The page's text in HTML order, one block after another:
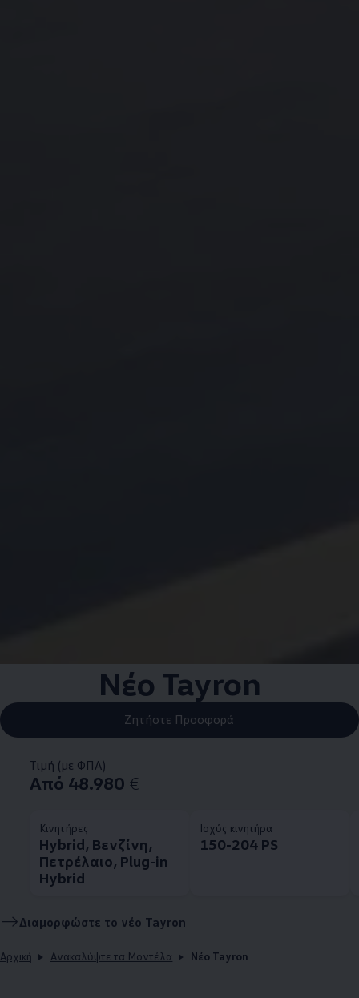
Νέο Tayron
Ζητήστε Προσφορά
Τιμή (με ΦΠΑ)
Από 48.980 €
Κινητήρες
Hybrid, Βενζίνη,
Πετρέλαιο, Plug-in
Hybrid
Ισχύς κινητήρα
150-204 PS
Διαμορφώστε το νέο Tayron
Αρχική Ανακαλύψτε τα Μοντέλα Νέο Tayron